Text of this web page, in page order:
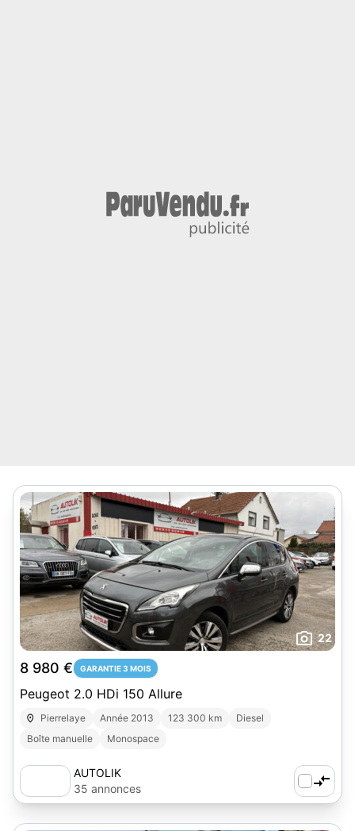
22
8 980 € GARANTIE 3 MOIS
Peugeot 2.0 HDi 150 Allure
Pierrelaye Année 2013 123 300 km
Diesel
Boîte manuelle
Monospace
AUTOLIK
35 annonces